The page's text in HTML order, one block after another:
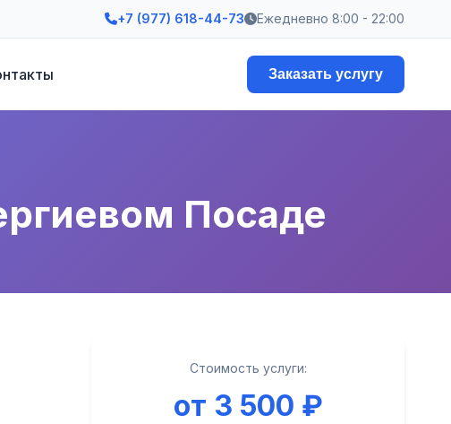
+7 (977) 618-44-73 Ежедневно 8:00 - 22:00
Заказать услугу
Посаде
Стоимость услуги:
от 3 500 ₽